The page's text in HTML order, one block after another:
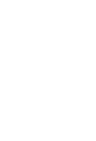
vyřešené úpravy
úpravy
...) - vyřešené úpravy
vyřešené úpravy